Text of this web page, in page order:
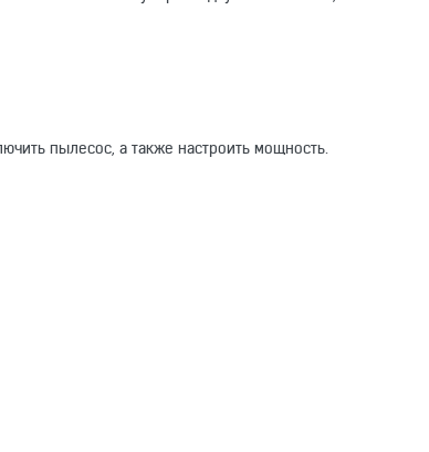
пылесос, а также настроить мощность.